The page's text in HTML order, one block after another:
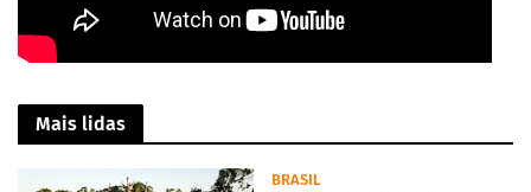
Mais lidas
BRASIL